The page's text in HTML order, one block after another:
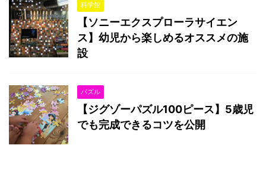
科学館
【ソニーエクスプローラサイエン
ス】幼児から楽しめるオススメの施
設
パズル
【ジグゾーパズル100ピース】5歳児
でも完成できるコツを公開